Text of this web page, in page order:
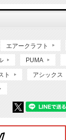
エアークラフト
PUMA
ト アシックス